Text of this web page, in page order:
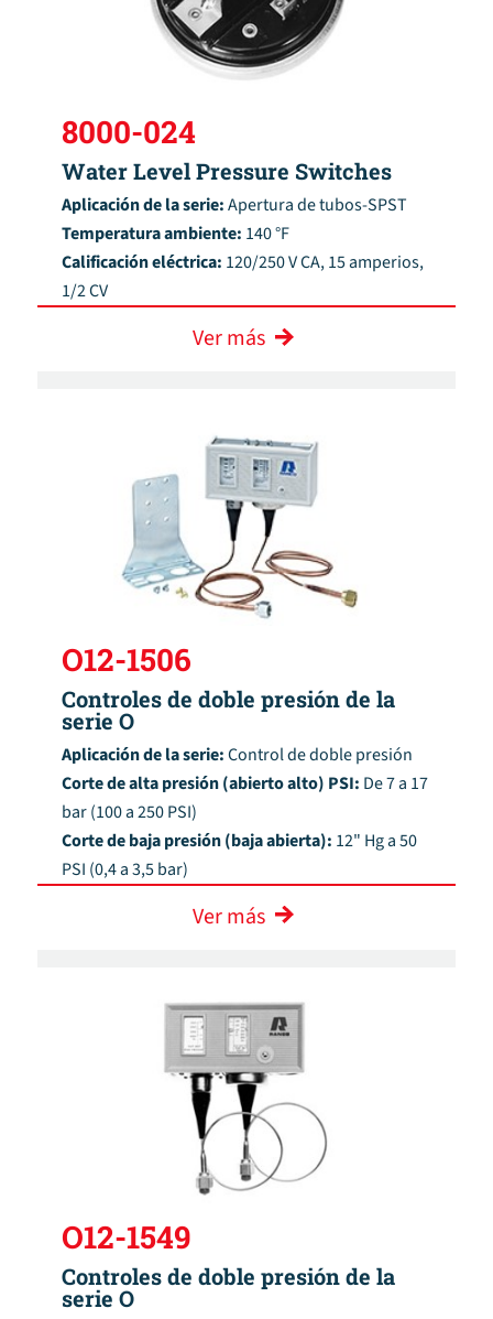
8000-024
Water Level Pressure Switches
Aplicación de la serie:Apertura de tubos-SPST
Temperatura ambiente: 140 °F
Calificación eléctrica: 120/250 V CA, 15 amperios,
1/2 CV
Ver más
O12-1506
Controles de doble presión de la
serie O
Aplicación de la serie:Control de doble presión
Corte de alta presión (abierto alto) PSI: De 7 a 17
bar (100 a 250 PSI)
Corte de baja presión (baja abierta): 12" Hg a 50
PSI (0,4 a 3,5 bar)
Ver más
O12-1549
Controles de doble presión de la
serie O